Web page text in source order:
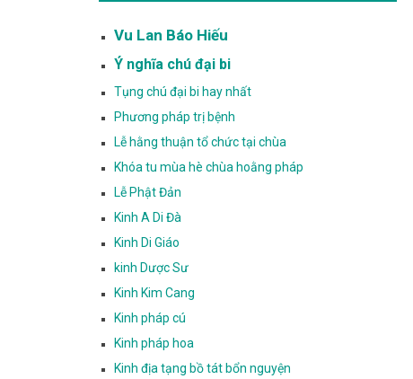
Vu Lan Báo Hiếu
Ý nghĩa chú đại bi
Tụng chú đại bi hay nhất
Phương pháp trị bệnh
Lễ hằng thuận tổ chức tại chùa
Khóa tu mùa hè chùa hoằng pháp
Lễ Phật Đản
Kinh A Di Đà
Kinh Di Giáo
kinh Dược Sư
Kinh Kim Cang
Kinh pháp cú
Kinh pháp hoa
Kinh địa tạng bồ tát bổn nguyện